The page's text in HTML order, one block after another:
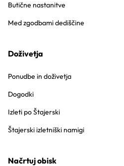
Butične nastanitve
Med zgodbami dediščine
Doživetja
Ponudbe in doživetja
Dogodki
Izleti po Štajerski
Štajerski izletniški namigi
Načrtuj obisk